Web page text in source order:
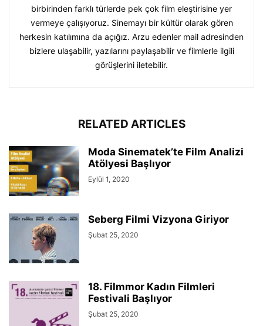
birbirinden farklı türlerde pek çok film eleştirisine yer
vermeye çalışıyoruz. Sinemayı bir kültür olarak gören
herkesin katılımına da açığız. Arzu edenler mail adresinden
bizlere ulaşabilir, yazılarını paylaşabilir ve filmlerle ilgili
görüşlerini iletebilir.
RELATED ARTICLES
Moda Sinematek’te Film Analizi
Atölyesi Başlıyor
Eylül 1, 2020
Seberg Filmi Vizyona Giriyor
Şubat 25, 2020
18. Filmmor Kadın Filmleri
Festivali Başlıyor
Şubat 25, 2020